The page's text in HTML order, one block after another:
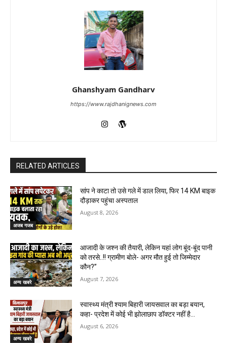
Ghanshyam Gandharv
https://www.rajdhanignews.com
RELATED ARTICLES
अजब गजब
सांप ने काटा तो उसे गले में डाल लिया, फिर 14 KM बाइक
दौड़ाकर पहुंचा अस्पताल
August 8, 2026
अन्य खबरे
आजादी के जश्न की तैयारी, लेकिन यहां लोग बूंद-बूंद पानी
को तरसे..!! ग्रामीण बोले- अगर मौत हुई तो जिम्मेदार
कौन?”
August 7, 2026
अन्य खबरे
स्वास्थ्य मंत्री श्याम बिहारी जायसवाल का बड़ा बयान,
कहा- प्रदेश में कोई भी झोलाछाप डॉक्टर नहीं है…
August 6, 2026